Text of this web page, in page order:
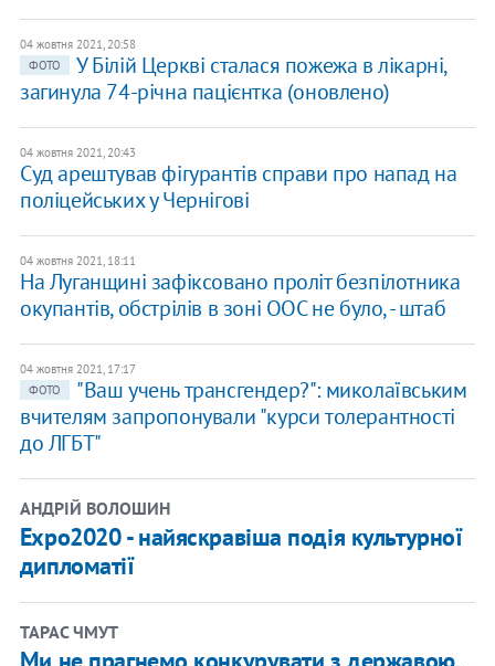
04 жовтня 2021, 20:58
ФОТО
У Білій Церкві сталася пожежа в лікарні,
загинула 74-річна пацієнтка (оновлено)
04 жовтня 2021, 20:43
Суд арештував фігурантів справи про напад на
поліцейських у Чернігові
04 жовтня 2021, 18:11
​На Луганщині зафіксовано проліт безпілотника
окупантів, обстрілів в зоні ООС не було, - штаб
04 жовтня 2021, 17:17
ФОТО
​"Ваш учень трансгендер?": миколаївським
вчителям запропонували "курси толерантності
до ЛГБТ"
АНДРІЙ ВОЛОШИН
Expo2020 - найяскравіша подія культурної
дипломатії
ТАРАС ЧМУТ